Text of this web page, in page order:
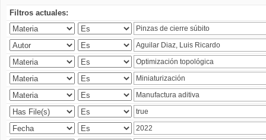
Filtros actuales: